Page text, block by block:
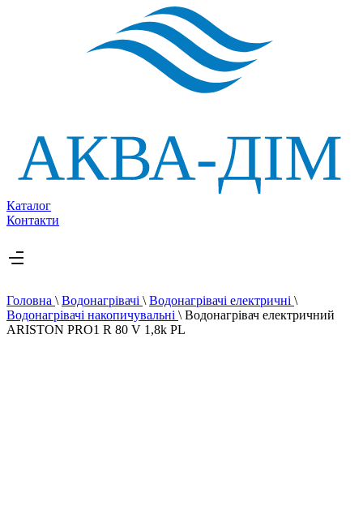
Каталог
Контакти
Головна \ Водонагрівачі \ Водонагрівачі електричні \
Водонагрівачі накопичувальні \ Водонагрівач електричний
ARISTON PRO1 R 80 V 1,8k PL